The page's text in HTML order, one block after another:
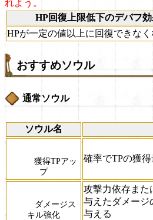
れよう。
HP回復上限低下のデバフ
HPが一定の値以上に回復できな
おすすめソウル
通常ソウル
ソウル名
獲得TPアッ
プ
確率でTPの獲
ダメージス
キル強化
攻撃力依存また
与えたダメージ
与える